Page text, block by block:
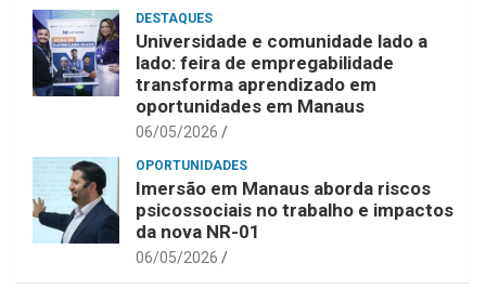
DESTAQUES
Universidade e comunidade lado a
lado: feira de empregabilidade
transforma aprendizado em
oportunidades em Manaus
06/05/2026
OPORTUNIDADES
Imersão em Manaus aborda riscos
psicossociais no trabalho e impactos
da nova NR-01
06/05/2026